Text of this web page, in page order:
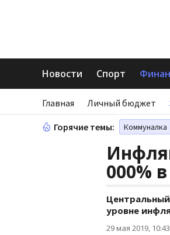
Новости Спорт
Главная Личный бюджет
Горячие темы: Коммуналка
000%
уровне
29 мая 2019, 10:43